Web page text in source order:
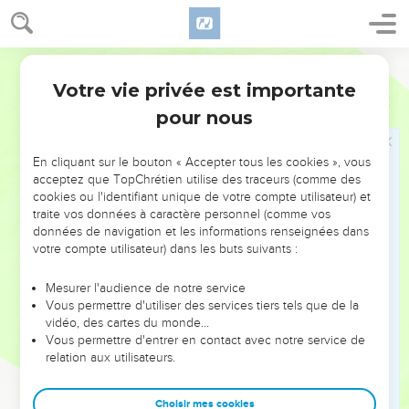
2 Chroniques 36
de l'Eternel et ceux du roi et de ses chefs.
Les Babyloniens brûlèrent la maison de Dieu, démolirent
les murailles de Jérusalem, livrèrent au feu tous ses palais et
détruisirent tous les objets précieux.
Nebucadnetsar exila à Babylone ceux qui échappèrent à
que le royaume de Perse prenne le pouvoir.
Ainsi s'accomplit la parole de l'Eternel prononcée par
Jérémie : jusqu'à ce que le pays ait compensé ses sabbats,
durant toute la période où il fut dévasté, il se reposa, jusqu'à
la fin des 70 ans.
Cyrus autorise la reconstruction du temple
La première année du règne de Cyrus sur la Perse,
l'Eternel réveilla l'esprit de Cyrus, roi de Perse, afin que
celui-ci fit faire de vive voix, et même par écrit, la
Votre vie privée est importante
pour nous
En cliquant sur le bouton « Accepter tous les cookies », vous
acceptez que TopChrétien utilise des traceurs (comme des
cookies ou l'identifiant unique de votre compte utilisateur) et
traite vos données à caractère personnel (comme vos
données de navigation et les informations renseignées dans
votre compte utilisateur) dans les buts suivants :
Mesurer l'audience de notre service
Vous permettre d'utiliser des services tiers tels que de la
vidéo, des cartes du monde…
Vous permettre d'entrer en contact avec notre service de
relation aux utilisateurs.
Choisir mes cookies